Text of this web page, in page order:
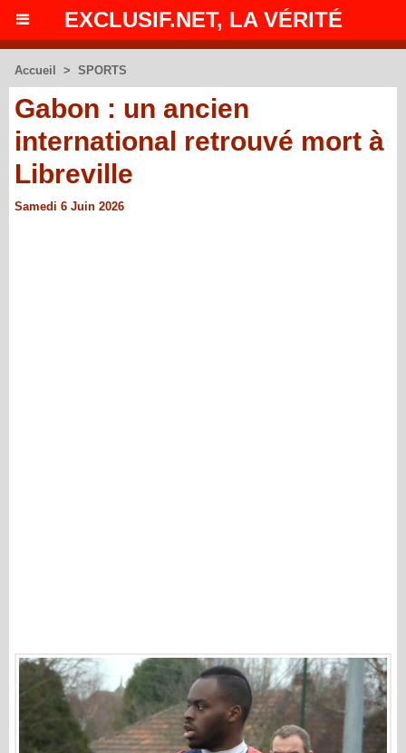
EXCLUSIF.NET, LA VÉRITÉ
Accueil > SPORTS
Gabon : un ancien
international retrouvé mort à
Libreville
Samedi 6 Juin 2026